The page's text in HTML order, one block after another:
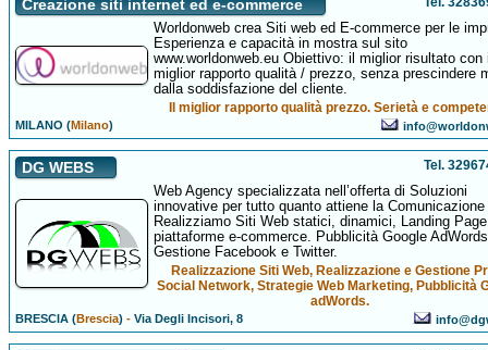
Creazione siti internet ed e-commerce
Worldonweb crea Siti web ed E-commerce per le
Esperienza e capacità in mostra sul sito
www.worldonweb.eu Obiettivo: il miglior risultato con
miglior rapporto qualità / prezzo, senza prescindere
dalla soddisfazione del cliente.
Il miglior rapporto qualità prezzo. Serietà e
MILANO (Milano)
DG WEBS Tel.
Web Agency specializzata nell’offerta di Soluzioni
innovative per tutto quanto attiene la Comunicazione
Realizziamo Siti Web statici, dinamici, Landing
piattaforme e-commerce. Pubblicità Google
Gestione Facebook e Twitter.
Realizzazione Siti Web, Realizzazione e Gestione
Social Network, Strategie Web Marketing, Pubblicità
adWords.
BRESCIA (Brescia) -Via Degli Incisori, 8